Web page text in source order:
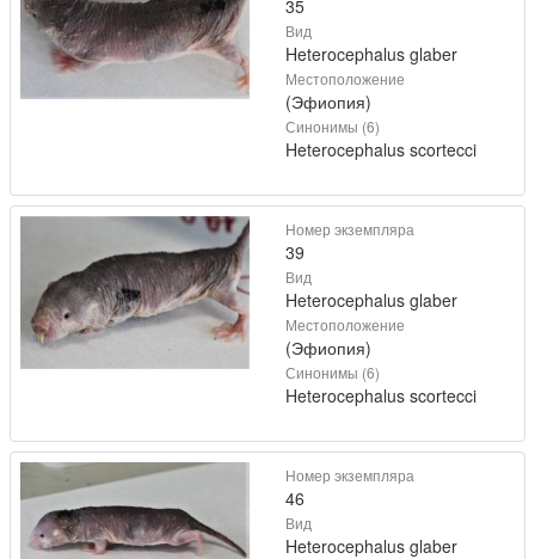
35
Вид
Heterocephalus glaber
Местоположение
(Эфиопия)
Синонимы (6)
Heterocephalus scortecci
Номер экземпляра
39
Вид
Heterocephalus glaber
Местоположение
(Эфиопия)
Синонимы (6)
Heterocephalus scortecci
Номер экземпляра
46
Вид
Heterocephalus glaber